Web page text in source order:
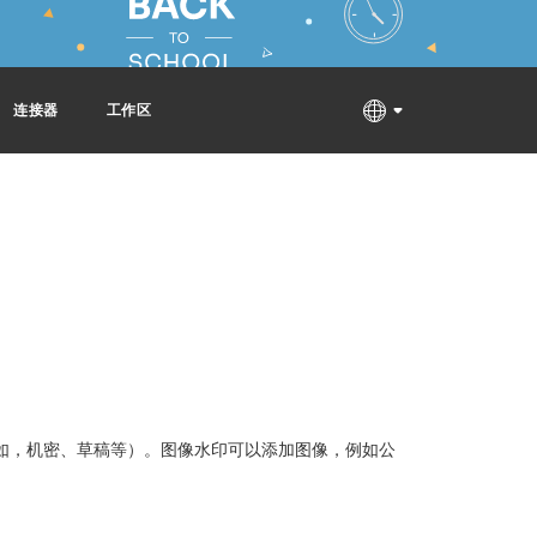
连接器 工作区
机密、草稿等）。图像水印可以添加图像，例如公